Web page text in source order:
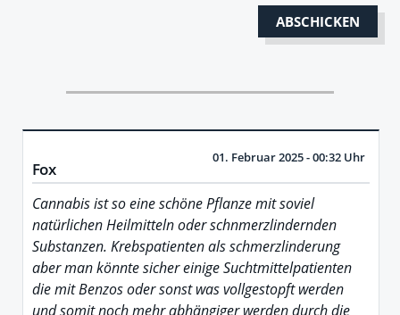
Fox
01. Februar 2025 - 00:32 Uhr
Cannabis ist so eine schöne Pflanze mit soviel
natürlichen Heilmitteln oder schnmerzlindernden
Substanzen. Krebspatienten als schmerzlinderung
aber man könnte sicher einige Suchtmittelpatienten
die mit Benzos oder sonst was vollgestopft werden
und somit noch mehr abhängiger werden durch die